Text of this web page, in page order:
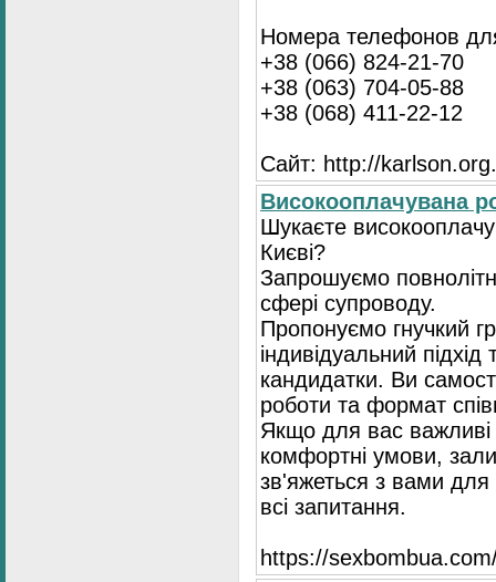
Номера телефонов
+38 (066) 824-21-70
+38 (063) 704-05-88
+38 (068) 411-22-12
Сайт: http://
Високооплачувана
Шукаєте
Києві?
Запрошуємо
сфері супроводу.
Пропонуємо гнучкий
індивідуальний
кандидатки. Ви
роботи та формат
Якщо для вас важливі
комфортні умови,
зв'яжеться з вами для
всі запитання.
https://